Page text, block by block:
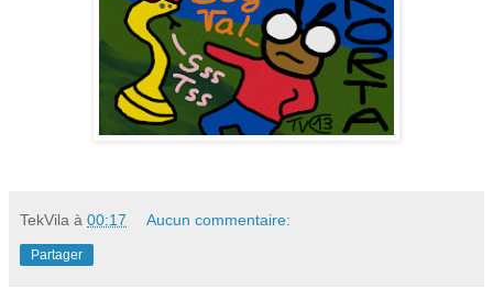
TekVila à 00:17 Aucun commentaire:
Partager